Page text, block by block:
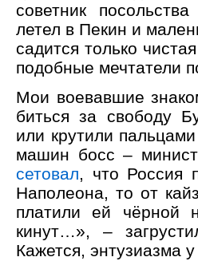
советник
летел в Пекин и
садится только
подобные мечтатели
Мои воевавшие
биться за свободу
или крутили
машин босс –
сетовал, что Россия
Наполеона, то от
платили ей чёрной
кинут…», –
Кажется, энтузиазма